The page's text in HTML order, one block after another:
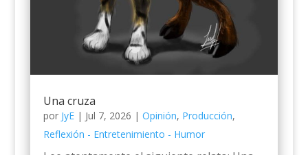
Una cruza
por JyE| Jul 7, 2026 | Opinión, Producción,
Reflexión - Entretenimiento - Humor